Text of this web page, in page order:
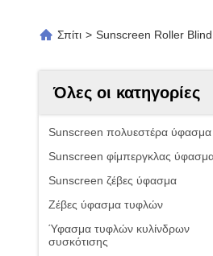
Σπίτι > Sunscreen Roller Blind
Όλες οι κατηγορίες
Sunscreen πολυεστέρα ύφασμα
Sunscreen φίμπεργκλας
Sunscreen ζέβες ύφασμα
Ζέβες ύφασμα τυφλών
Ύφασμα τυφλών κυλίνδρων
συσκότισης